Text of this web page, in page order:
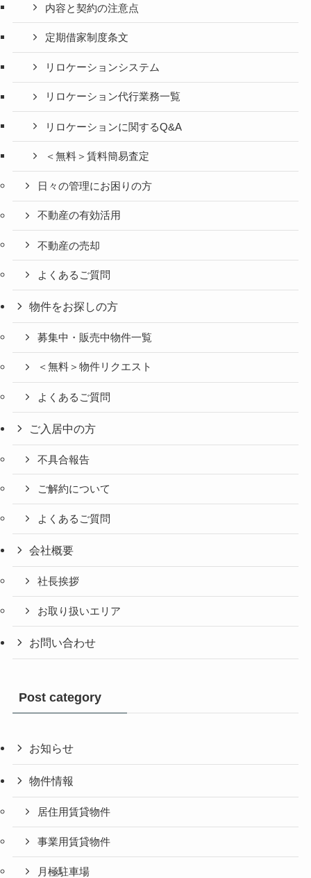
内容と契約の注意点
定期借家制度条文
リロケーションシステム
リロケーション代行業務一覧
リロケーションに関するQ&A
＜無料＞賃料簡易査定
日々の管理にお困りの方
不動産の有効活用
不動産の売却
よくあるご質問
物件をお探しの方
募集中・販売中物件一覧
＜無料＞物件リクエスト
よくあるご質問
ご入居中の方
不具合報告
ご解約について
よくあるご質問
会社概要
社長挨拶
お取り扱いエリア
お問い合わせ
Post category
お知らせ
物件情報
居住用賃貸物件
事業用賃貸物件
月極駐車場